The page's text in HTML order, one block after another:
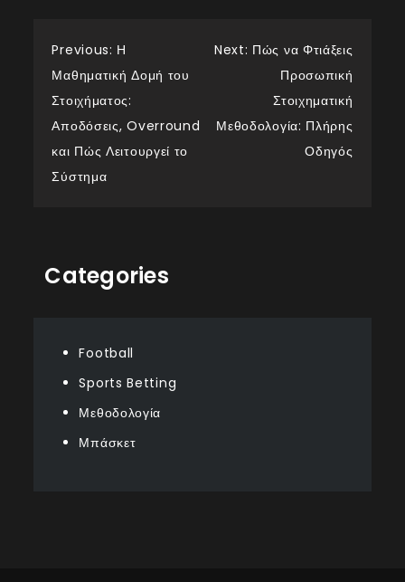
Post
navigation
Previous: Η
Μαθηματική Δομή του
Στοιχήματος:
Αποδόσεις, Overround
και Πώς Λειτουργεί το
Σύστημα
Next: Πώς να Φτιάξεις
Προσωπική
Στοιχηματική
Μεθοδολογία: Πλήρης
Οδηγός
Categories
Football
Sports Betting
Μεθοδολογία
Μπάσκετ